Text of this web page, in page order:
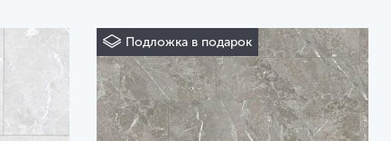
Подложка в подарок